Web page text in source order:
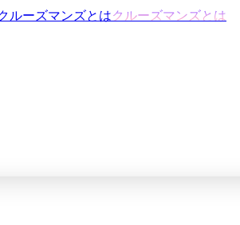
ルーズマンズとはクルーズマンズとは